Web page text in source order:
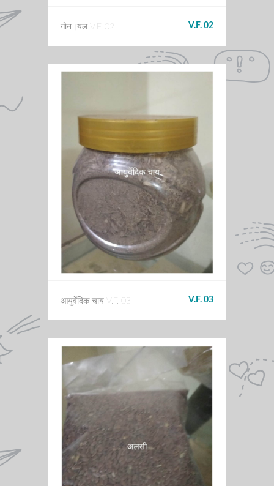
गोन।यल V.F. 02 V.F. 02
आयुर्वेदिक चाय V.F. 03 V.F. 03